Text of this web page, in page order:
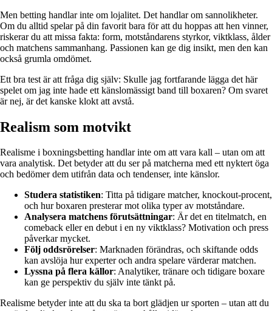
Men betting handlar inte om lojalitet. Det handlar om sannolikheter.
Om du alltid spelar på din favorit bara för att du hoppas att hen vinner,
riskerar du att missa fakta: form, motståndarens styrkor, viktklass, ålder
och matchens sammanhang. Passionen kan ge dig insikt, men den kan
också grumla omdömet.
Ett bra test är att fråga dig själv: Skulle jag fortfarande lägga det här
spelet om jag inte hade ett känslomässigt band till boxaren? Om svaret
är nej, är det kanske klokt att avstå.
Realism som motvikt
Realisme i boxningsbetting handlar inte om att vara kall – utan om att
vara analytisk. Det betyder att du ser på matcherna med ett nyktert öga
och bedömer dem utifrån data och tendenser, inte känslor.
Studera statistiken: Titta på tidigare matcher, knockout-procent,
och hur boxaren presterar mot olika typer av motståndare.
Analysera matchens förutsättningar: Är det en titelmatch, en
comeback eller en debut i en ny viktklass? Motivation och press
påverkar mycket.
Följ oddsrörelser: Marknaden förändras, och skiftande odds
kan avslöja hur experter och andra spelare värderar matchen.
Lyssna på flera källor: Analytiker, tränare och tidigare boxare
kan ge perspektiv du själv inte tänkt på.
Realisme betyder inte att du ska ta bort glädjen ur sporten – utan att du